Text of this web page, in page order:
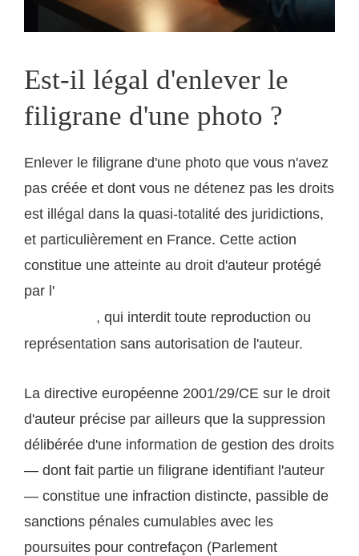
Est-il légal d'enlever le
filigrane d'une photo ?
Enlever le filigrane d'une photo que vous n'avez
pas créée et dont vous ne détenez pas les droits
est illégal dans la quasi-totalité des juridictions,
et particulièrement en France. Cette action
constitue une atteinte au droit d'auteur protégé
par l'
, qui interdit toute reproduction ou
représentation sans autorisation de l'auteur.
La directive européenne 2001/29/CE sur le droit
d'auteur précise par ailleurs que la suppression
délibérée d'une information de gestion des droits
— dont fait partie un filigrane identifiant l'auteur
— constitue une infraction distincte, passible de
sanctions pénales cumulables avec les
poursuites pour contrefaçon (Parlement